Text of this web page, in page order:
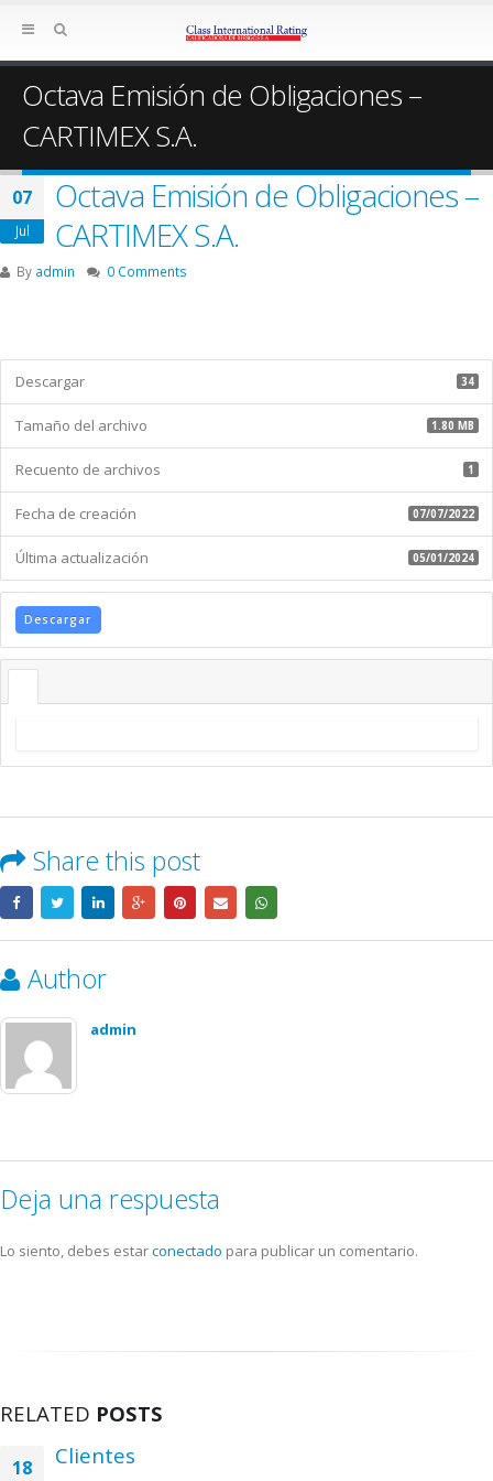
Octava Emisión de Obligaciones –
CARTIMEX S.A.
07
Jul
Octava Emisión de Obligaciones –
CARTIMEX S.A.
By admin 0 Comments
Descargar 34
Tamaño del archivo 1.80 MB
Recuento de archivos 1
Fecha de creación 07/07/2022
Última actualización 05/01/2024
Descargar
Share this post
Author
admin
Deja una respuesta
Lo siento, debes estarconectado para publicar un comentario.
RELATED POSTS
18 Clientes